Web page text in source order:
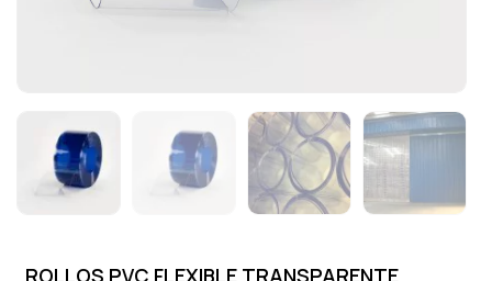
ROLLOS PVC FLEXIBLE TRANSPARENTE